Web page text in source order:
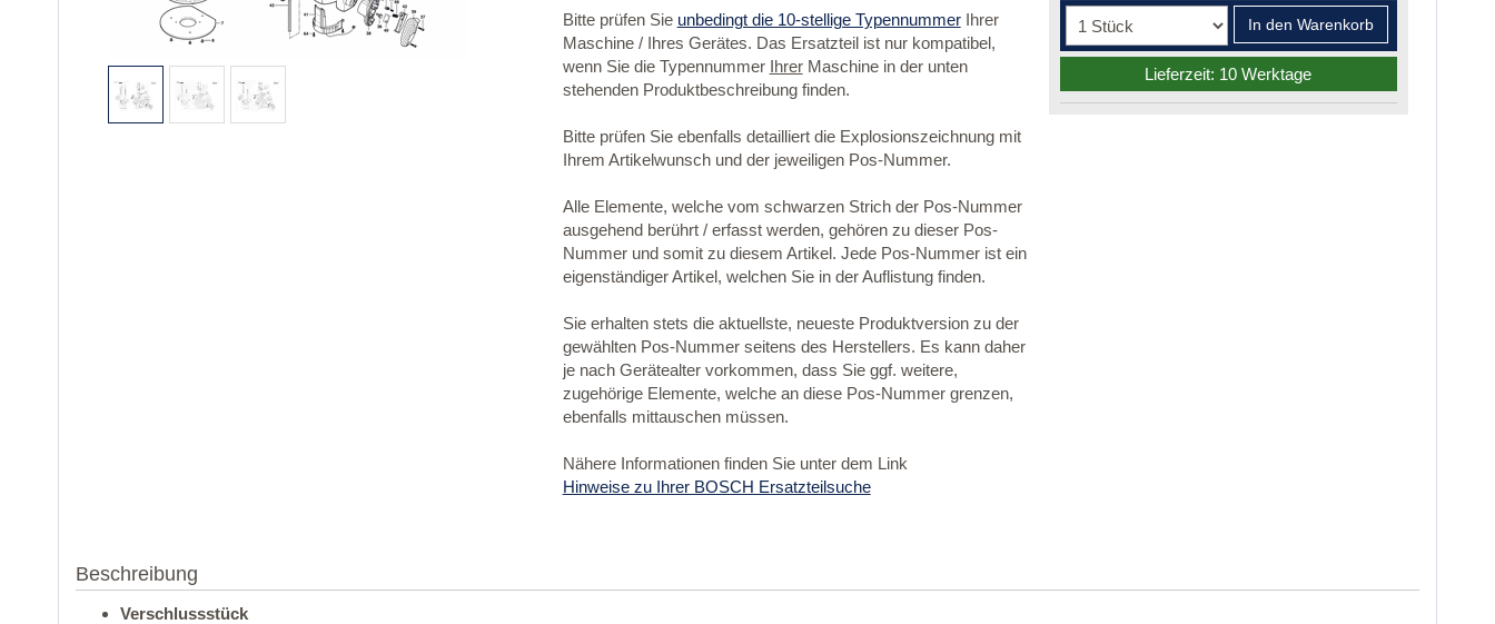
Bitte prüfen Sie unbedingt die 10-stellige TypennummerIhrer
Maschine / Ihres Gerätes. Das Ersatzteil ist nur kompatibel,
wenn Sie die Typennummer IhrerMaschine in der unten
stehenden Produktbeschreibung finden.
Bitte prüfen Sie ebenfalls detailliert die Explosionszeichnung mit
Ihrem Artikelwunsch und der jeweiligen Pos-Nummer.
Alle Elemente, welche vom schwarzen Strich der Pos-Nummer
ausgehend berührt / erfasst werden, gehören zu dieser Pos-
Nummer und somit zu diesem Artikel. Jede Pos-Nummer ist ein
eigenständiger Artikel, welchen Sie in der Auflistung finden.
Sie erhalten stets die aktuellste, neueste Produktversion zu der
gewählten Pos-Nummer seitens des Herstellers. Es kann daher
je nach Gerätealter vorkommen, dass Sie ggf. weitere,
zugehörige Elemente, welche an diese Pos-Nummer grenzen,
ebenfalls mittauschen müssen.
Nähere Informationen finden Sie unter dem Link
Hinweise zu Ihrer BOSCH Ersatzteilsuche
In den Warenkorb
Lieferzeit: 10 Werktage
Beschreibung
Verschlussstück